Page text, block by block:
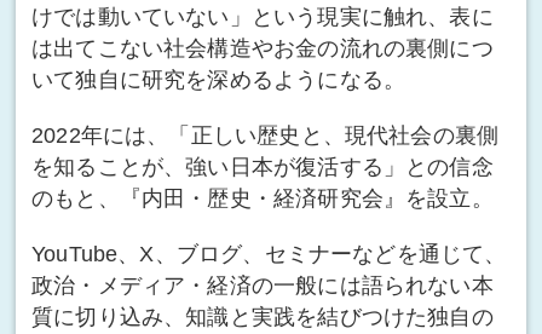
けでは動いていない」という現実に触れ、表に
は出てこない社会構造やお金の流れの裏側につ
いて独自に研究を深めるようになる。
2022年には、「正しい歴史と、現代社会の裏側
を知ることが、強い日本が復活する」との信念
のもと、『内田・歴史・経済研究会』を設立。
YouTube、X、ブログ、セミナーなどを通じて、
政治・メディア・経済の一般には語られない本
質に切り込み、知識と実践を結びつけた独自の